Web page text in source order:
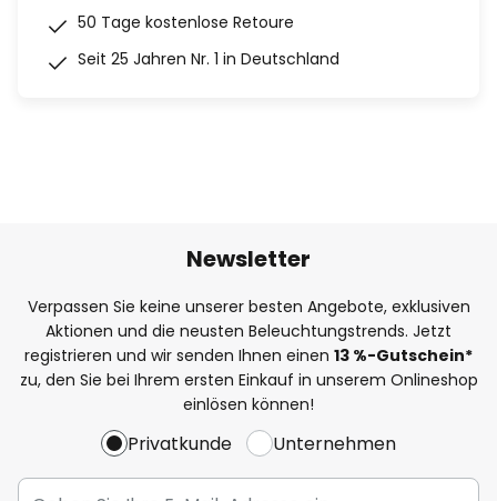
50 Tage kostenlose Retoure
Seit 25 Jahren Nr. 1 in Deutschland
Newsletter
Verpassen Sie keine unserer besten Angebote, exklusiven
Aktionen und die neusten Beleuchtungstrends. Jetzt
registrieren und wir senden Ihnen einen 13 %-Gutschein*
zu, den Sie bei Ihrem ersten Einkauf in unserem Onlineshop
einlösen können!
Privatkunde Unternehmen